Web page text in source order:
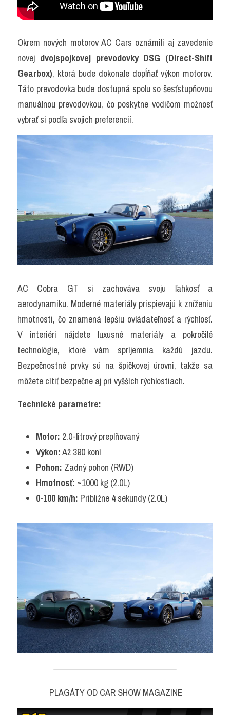
Okrem nových motorov AC Cars oznámili aj zavedenie
novej dvojspojkovej prevodovky DSG (Direct-Shift
Gearbox), ktorá bude dokonale dopĺňať výkon motorov.
Táto prevodovka bude dostupná spolu so šesťstupňovou
manuálnou prevodovkou, čo poskytne vodičom možnosť
vybrať si podľa svojich preferencií.
AC Cobra GT si zachováva svoju ľahkosť a
aerodynamiku. Moderné materiály prispievajú k zníženiu
hmotnosti, čo znamená lepšiu ovládateľnosť a rýchlosť.
V interiéri nájdete luxusné materiály a pokročilé
technológie, ktoré vám spríjemnia každú jazdu.
Bezpečnostné prvky sú na špičkovej úrovni, takže sa
môžete cítiť bezpečne aj pri vyšších rýchlostiach.
Technické parametre:
Motor: 2.0-litrový preplňovaný
Výkon: Až 390 koní
Pohon: Zadný pohon (RWD)
Hmotnosť: ~1000 kg (2.0L)
0-100 km/h: Približne 4 sekundy (2.0L)
PLAGÁTY OD CAR SHOW MAGAZINE